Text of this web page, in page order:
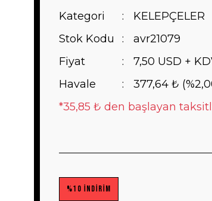
Kategori
KELEPÇELER
Stok Kodu
avr21079
Fiyat
7,50 USD +
Havale
377,64 ₺
*35,85 ₺ den başlayan
%10 İNDİRİM